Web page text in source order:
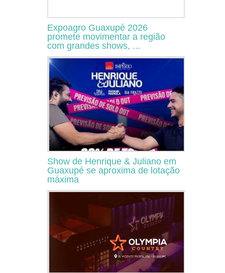
Expoagro Guaxupé 2026
promete movimentar a região
com grandes shows, ...
Show de Henrique & Juliano em
Guaxupé se aproxima de lotação
máxima